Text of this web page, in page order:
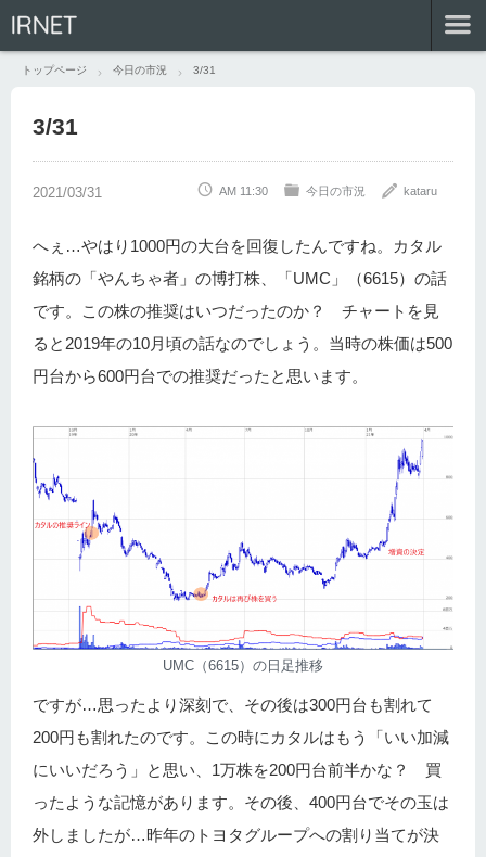
IRNET
トップページ 今日の市況 3/31
3/31
AM 11:30 今日の市況 kataru
へぇ…やはり1000円の大台を回復したんですね。カタル
銘柄の「やんちゃ者」の博打株、「UMC」（6615）の話
です。この株の推奨はいつだったのか？ チャートを見
ると2019年の10月頃の話なのでしょう。当時の株価は500
円台から600円台での推奨だったと思います。
UMC（6615）の日足推移
ですが…思ったより深刻で、その後は300円台も割れて
200円も割れたのです。この時にカタルはもう「いい加減
にいいだろう」と思い、1万株を200円台前半かな？ 買
ったような記憶があります。その後、400円台でその玉は
外しましたが…昨年のトヨタグループへの割り当てが決